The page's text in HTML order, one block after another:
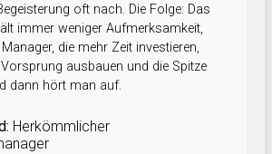
oft nach. Die Folge: Das
immer weniger Aufmerksamkeit,
die mehr Zeit investieren,
ausbauen und die Spitze
dann hört man auf.
Herkömmlicher